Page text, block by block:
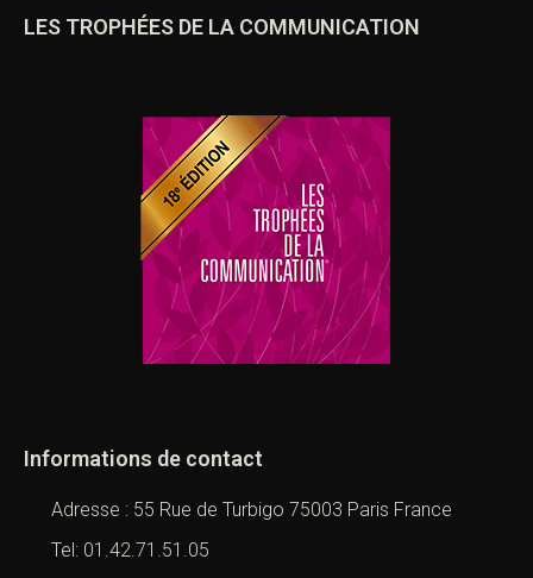
LES TROPHÉES DE LA COMMUNICATION
Informations de contact
Adresse : 55 Rue de Turbigo 75003 Paris France
Tel: 01.42.71.51.05